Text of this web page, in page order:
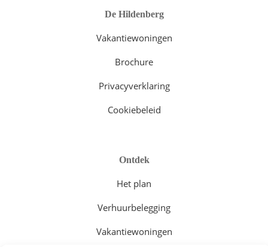
De Hildenberg
Vakantiewoningen
Brochure
Privacyverklaring
Cookiebeleid
Ontdek
Het plan
Verhuurbelegging
Vakantiewoningen